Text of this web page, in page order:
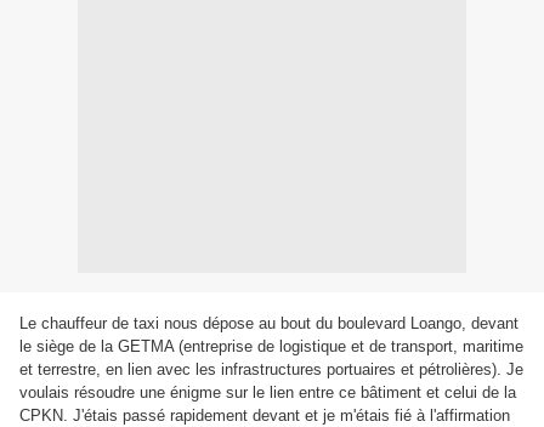
Le chauffeur de taxi nous dépose au bout du boulevard Loango, devant
le siège de la GETMA (entreprise de logistique et de transport, maritime
et terrestre, en lien avec les infrastructures portuaires et pétrolières). Je
voulais résoudre une énigme sur le lien entre ce bâtiment et celui de la
CPKN. J'étais passé rapidement devant et je m'étais fié à l'affirmation